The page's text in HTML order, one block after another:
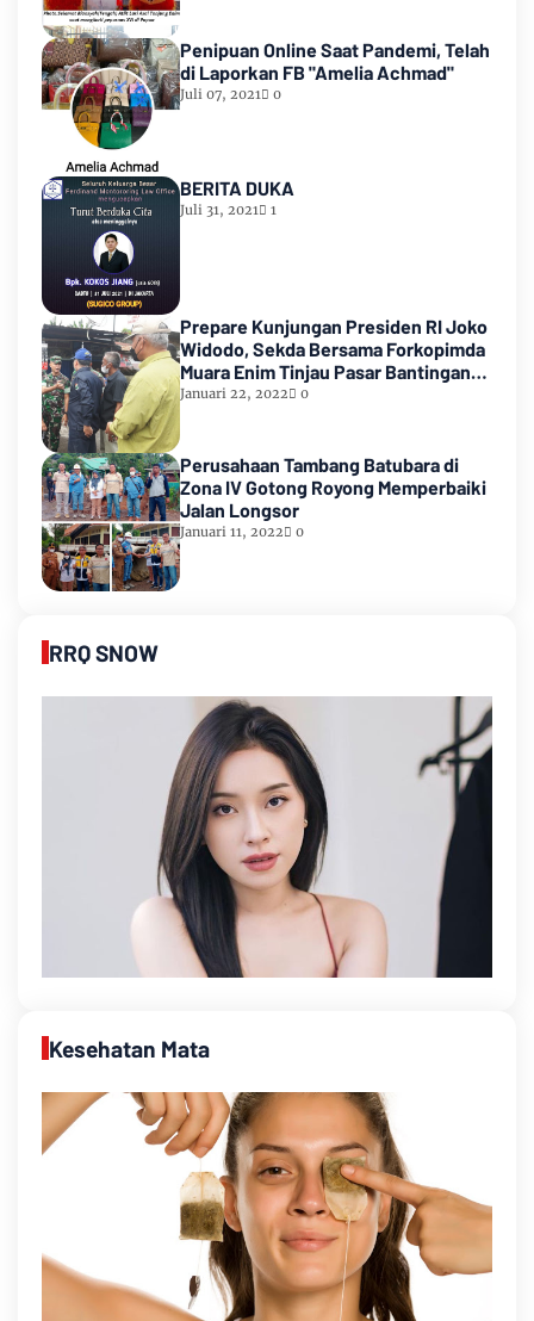
Penipuan Online Saat Pandemi, Telah
di Laporkan FB "Amelia Achmad"
Juli 07, 2021 0
BERITA DUKA
Juli 31, 2021 1
Prepare Kunjungan Presiden RI Joko
Widodo, Sekda Bersama Forkopimda
Muara Enim Tinjau Pasar Bantingan
Tanjung Enim
Januari 22, 2022 0
Perusahaan Tambang Batubara di
Zona IV Gotong Royong Memperbaiki
Jalan Longsor
Januari 11, 2022 0
RRQ SNOW
Kesehatan Mata